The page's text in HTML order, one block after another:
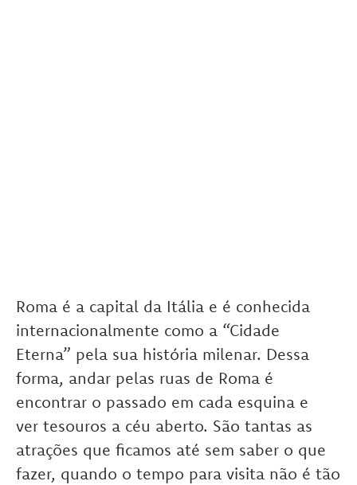
Roma é a capital da Itália e é conhecida
internacionalmente como a “Cidade
Eterna” pela sua história milenar. Dessa
forma, andar pelas ruas de Roma é
encontrar o passado em cada esquina e
ver tesouros a céu aberto. São tantas as
atrações que ficamos até sem saber o que
fazer, quando o tempo para visita não é tão